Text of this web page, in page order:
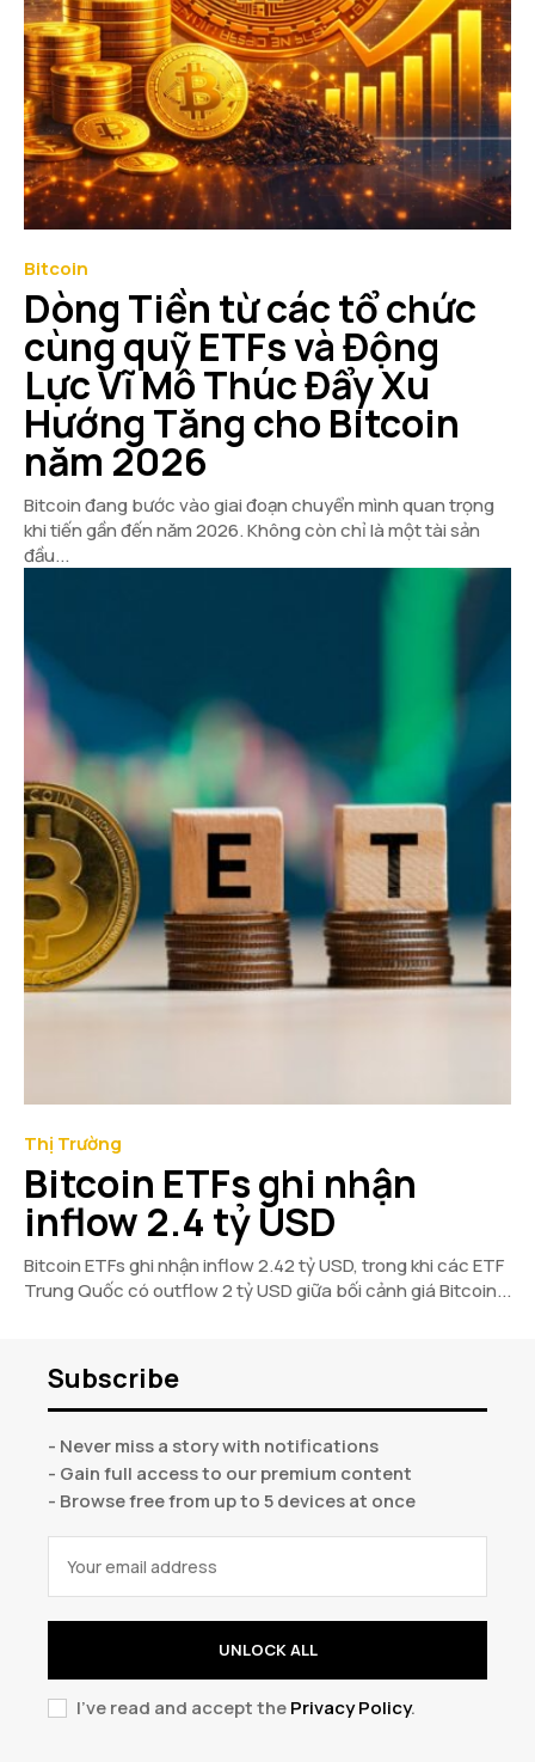
Bitcoin
Dòng Tiền từ các tổ chức
cùng quỹ ETFs và Động
Lực Vĩ Mô Thúc Đẩy Xu
Hướng Tăng cho Bitcoin
năm 2026
Bitcoin đang bước vào giai đoạn chuyển mình quan trọng
khi tiến gần đến năm 2026. Không còn chỉ là một tài sản
đầu...
Thị Trường
Bitcoin ETFs ghi nhận
inflow 2.4 tỷ USD
Bitcoin ETFs ghi nhận inflow 2.42 tỷ USD, trong khi các ETF
Trung Quốc có outflow 2 tỷ USD giữa bối cảnh giá Bitcoin...
Subscribe
- Never miss a story with notifications
- Gain full access to our premium content
- Browse free from up to 5 devices at once
UNLOCK ALL
I've read and accept thePrivacy Policy.